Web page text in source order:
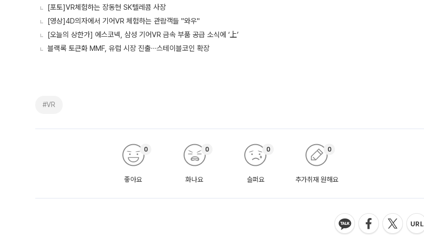
[포토]VR체험하는 장동현 SK텔레콤 사장
[영상]4D의자에서 기어VR 체험하는 관람객들 "와우"
[오늘의 상한가] 에스코넥, 삼성 기어VR 금속 부품 공급 소식에 ‘上’
블랙록 토큰화 MMF, 유럽 시장 진출∙∙∙스테이블코인 확장
#VR
좋아요
0
화나요
0
슬퍼요
0
추가취재 원해요
0